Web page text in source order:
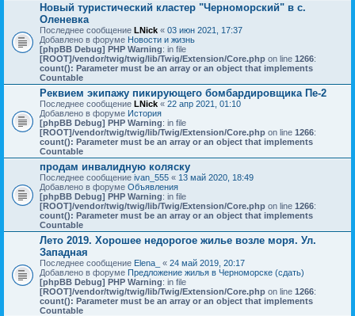
Новый туристический кластер "Черноморский" в с.
Оленевка
Последнее сообщение LNick « 03 июн 2021, 17:37
Добавлено в форуме Новости и жизнь
[phpBB Debug] PHP Warning: in file
[ROOT]/vendor/twig/twig/lib/Twig/Extension/Core.php on line 1266:
count(): Parameter must be an array or an object that implements
Countable
Реквием экипажу пикирующего бомбардировщика Пе-2
Последнее сообщение LNick « 22 апр 2021, 01:10
Добавлено в форуме История
[phpBB Debug] PHP Warning: in file
[ROOT]/vendor/twig/twig/lib/Twig/Extension/Core.php on line 1266:
count(): Parameter must be an array or an object that implements
Countable
продам инвалидную коляску
Последнее сообщение ivan_555 « 13 май 2020, 18:49
Добавлено в форуме Объявления
[phpBB Debug] PHP Warning: in file
[ROOT]/vendor/twig/twig/lib/Twig/Extension/Core.php on line 1266:
count(): Parameter must be an array or an object that implements
Countable
Лето 2019. Хорошее недорогое жилье возле моря. Ул.
Западная
Последнее сообщение Elena_ « 24 май 2019, 20:17
Добавлено в форуме Предложение жилья в Черноморске (сдать)
[phpBB Debug] PHP Warning: in file
[ROOT]/vendor/twig/twig/lib/Twig/Extension/Core.php on line 1266:
count(): Parameter must be an array or an object that implements
Countable